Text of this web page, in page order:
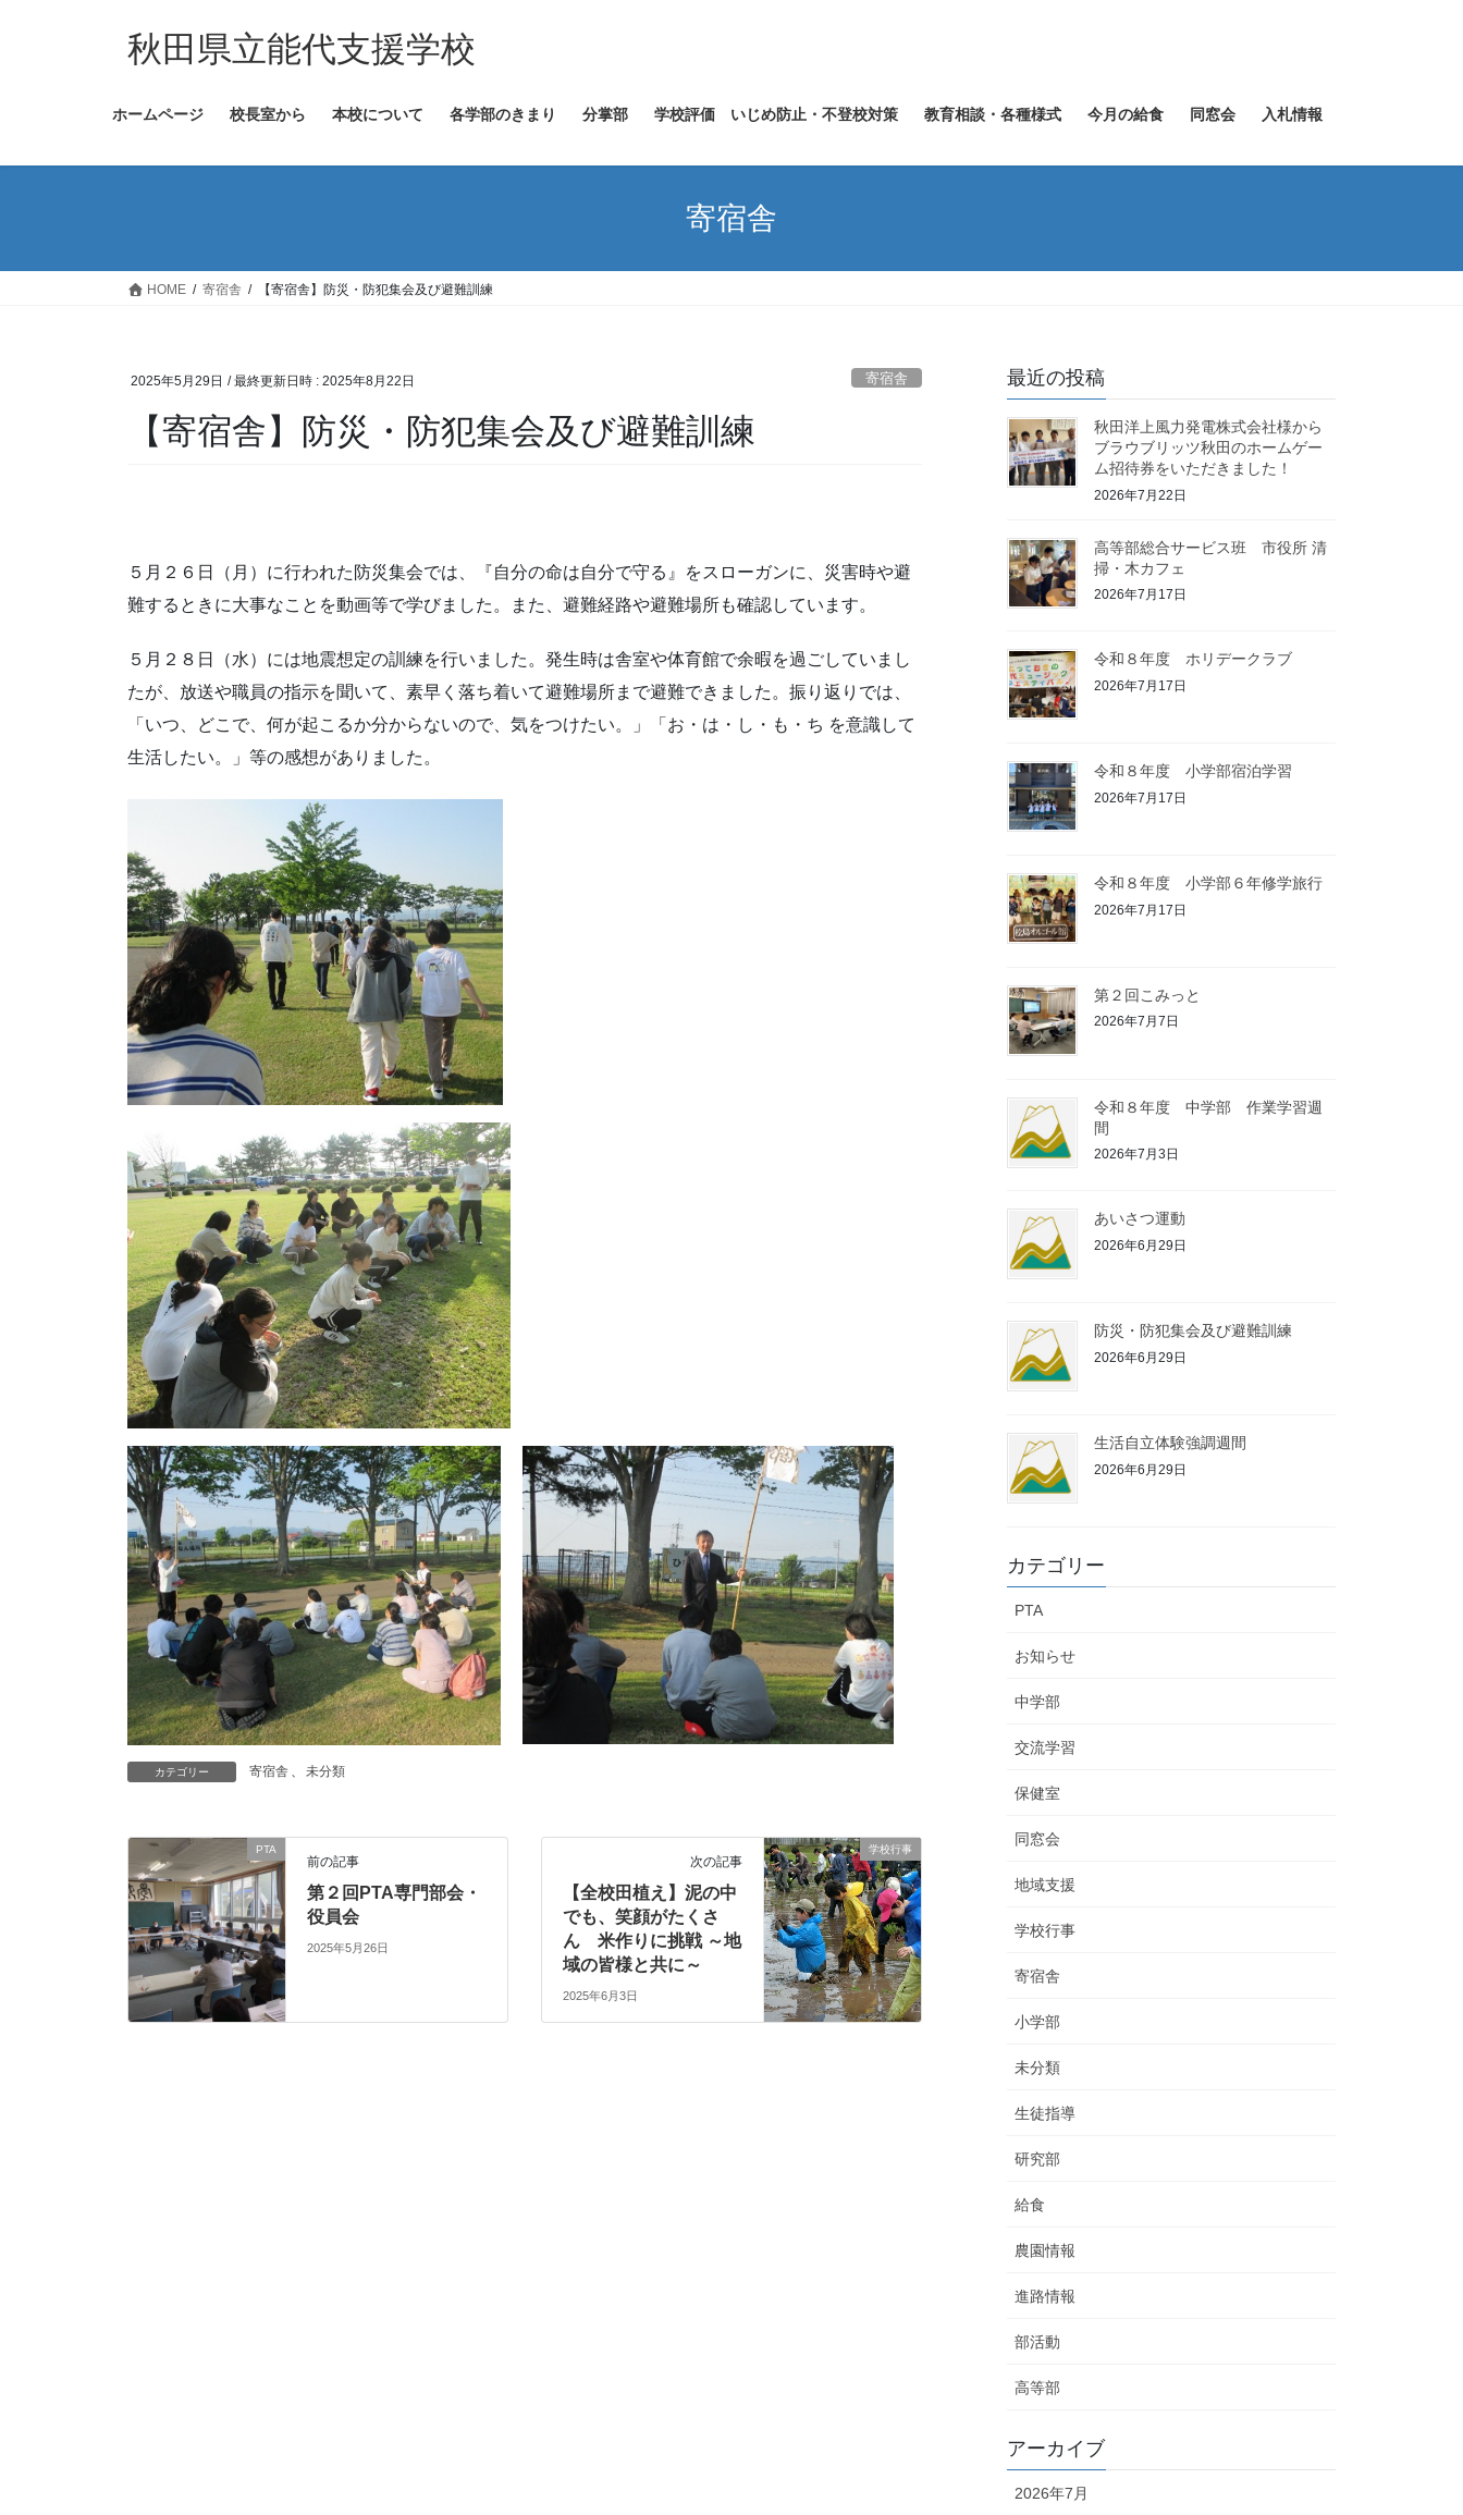
ス
ン
秋田県立能代支援学校
ホームページ 校長室から 本校について 各学部のきまり 分掌部 学校評価 いじめ防止・不登校対策 教育相談・各種様式 今月の給食 同窓会 入札情報
寄宿舎
HOME 寄宿舎 【寄宿舎】防災・防犯集会及び避難訓練
2025年5月29日 / 最終更新日時 : 2025年8月22日 寄宿舎
【寄宿舎】防災・防犯集会及び避難訓練
５月２６日（月）に行われた防災集会では、『自分の命は自分で守る』をスローガンに、災害時や避
難するときに大事なことを動画等で学びました。また、避難経路や避難場所も確認しています。
５月２８日（水）には地震想定の訓練を行いました。発生時は舎室や体育館で余暇を過ごしていまし
たが、放送や職員の指示を聞いて、素早く落ち着いて避難場所まで避難できました。振り返りでは、
「いつ、どこで、何が起こるか分からないので、気をつけたい。」「お・は・し・も・ち を意識して
生活したい。」等の感想がありました。
カテゴリー 寄宿舎 未分類
PTA
前の記事
第２回PTA専門部会・
役員会
2025年5月26日
学校行事
次の記事
【全校田植え】泥の中
でも、笑顔がたくさ
ん 米作りに挑戦 ～地
域の皆様と共に～
2025年6月3日
最近の投稿
秋田洋上風力発電株式会社様から
ブラウブリッツ秋田のホームゲー
ム招待券をいただきました！
2026年7月22日
高等部総合サービス班 市役所 清
掃・木カフェ
2026年7月17日
令和８年度 ホリデークラブ
2026年7月17日
令和８年度 小学部宿泊学習
2026年7月17日
令和８年度 小学部６年修学旅行
2026年7月17日
第２回こみっと
2026年7月7日
令和８年度 中学部 作業学習週
間
2026年7月3日
あいさつ運動
2026年6月29日
防災・防犯集会及び避難訓練
2026年6月29日
生活自立体験強調週間
2026年6月29日
カテゴリー
PTA
お知らせ
中学部
交流学習
保健室
同窓会
地域支援
学校行事
寄宿舎
小学部
未分類
生徒指導
研究部
給食
農園情報
進路情報
部活動
高等部
アーカイブ
2026年7月